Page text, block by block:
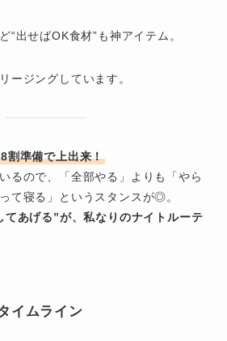
“出せばOK食材”も神アイテム。
ージングしています。
割準備で上出来！
るので、「全部やる」よりも「やら
て寝る」というスタンスが◎。
てあげる”が、私なりのナイトルーテ
イムライン